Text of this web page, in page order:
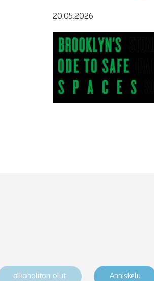
20.05.2026
alkoholiton olut Anniskelu